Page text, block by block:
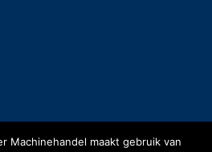
Machinehandel maakt gebruik van